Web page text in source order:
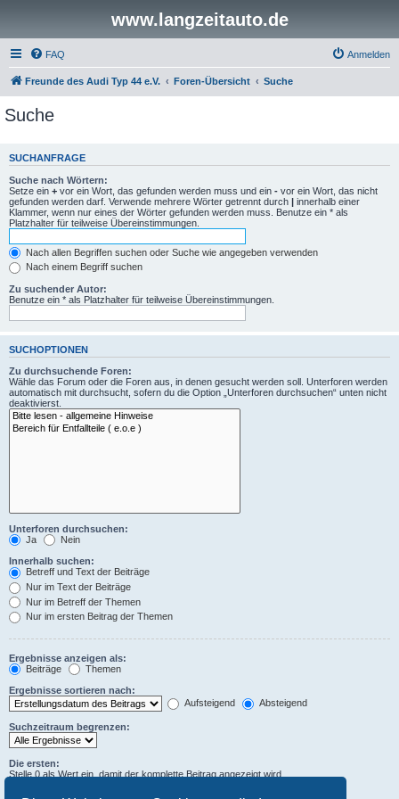
www.langzeitauto.de
FAQ Anmelden
Freunde des Audi Typ 44 e.V. Foren-Übersicht Suche
Suche
SUCHANFRAGE
Suche nach Wörtern:
Setze ein + vor ein Wort, das gefunden werden muss und ein - vor ein Wort, das nicht
gefunden werden darf. Verwende mehrere Wörter getrennt durch | innerhalb einer
Klammer, wenn nur eines der Wörter gefunden werden muss. Benutze ein * als
Platzhalter für teilweise Übereinstimmungen.
Nach allen Begriffen suchen oder Suche wie angegeben verwenden
Nach einem Begriff suchen
Zu suchender Autor:
Benutze ein * als Platzhalter für teilweise Übereinstimmungen.
SUCHOPTIONEN
Zu durchsuchende Foren:
Wähle das Forum oder die Foren aus, in denen gesucht werden soll. Unterforen werden
automatisch mit durchsucht, sofern du die Option „Unterforen durchsuchen“ unten nicht
deaktivierst.
Unterforen durchsuchen:
Ja
Nein
Innerhalb suchen:
Betreff und Text der Beiträge
Nur im Text der Beiträge
Nur im Betreff der Themen
Nur im ersten Beitrag der Themen
Ergebnisse anzeigen als:
Beiträge
Themen
Ergebnisse sortieren nach:
Aufsteigend
Absteigend
Suchzeitraum begrenzen:
Die ersten:
Stelle 0 als Wert ein, damit der komplette Beitrag angezeigt wird.